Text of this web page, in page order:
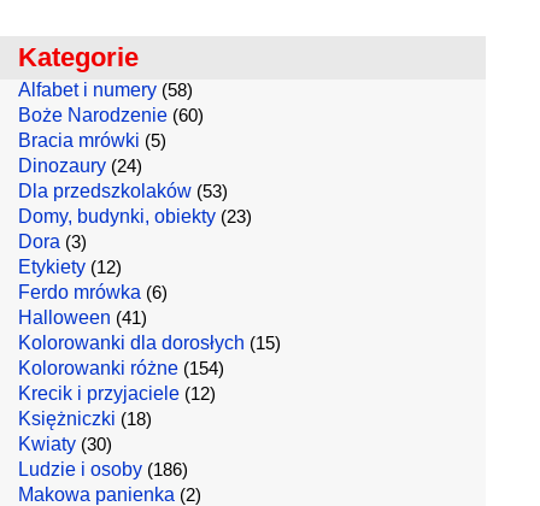
Kategorie
Alfabet i numery (58)
Boże Narodzenie (60)
Bracia mrówki (5)
Dinozaury (24)
Dla przedszkolaków (53)
Domy, budynki, obiekty (23)
Dora (3)
Etykiety (12)
Ferdo mrówka (6)
Halloween (41)
Kolorowanki dla dorosłych (15)
Kolorowanki różne (154)
Krecik i przyjaciele (12)
Księżniczki (18)
Kwiaty (30)
Ludzie i osoby (186)
Makowa panienka (2)